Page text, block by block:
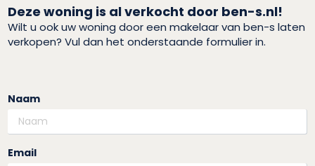
Deze woning is al verkocht door ben-s.nl!
Wilt u ook uw woning door een makelaar van ben-s laten
verkopen? Vul dan het onderstaande formulier in.
Naam
Email